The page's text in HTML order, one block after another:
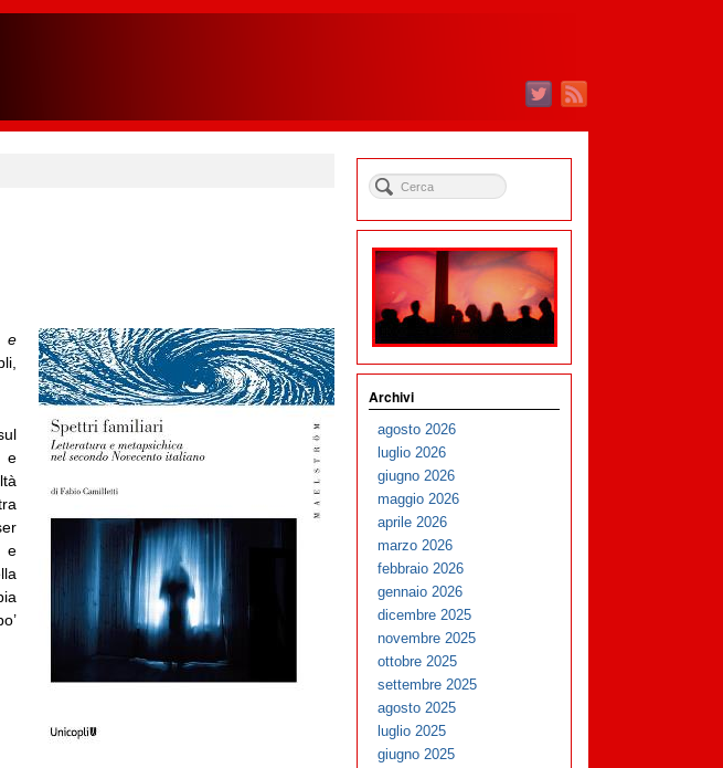
e
e
e
Archivi
agosto 2026
luglio 2026
giugno 2026
maggio 2026
aprile 2026
marzo 2026
febbraio 2026
gennaio 2026
dicembre 2025
novembre 2025
ottobre 2025
settembre 2025
agosto 2025
luglio 2025
giugno 2025